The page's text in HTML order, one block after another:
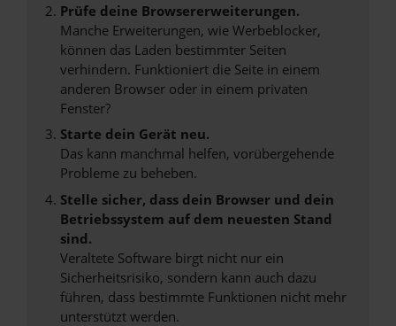
Prüfe deine Browsererweiterungen.
Manche Erweiterungen, wie Werbeblocker,
können das Laden bestimmter Seiten
verhindern. Funktioniert die Seite in einem
anderen Browser oder in einem privaten
Fenster?
Starte dein Gerät neu.
Das kann manchmal helfen, vorübergehende
Probleme zu beheben.
Stelle sicher, dass dein Browser und dein
Betriebssystem auf dem neuesten Stand
sind.
Veraltete Software birgt nicht nur ein
Sicherheitsrisiko, sondern kann auch dazu
führen, dass bestimmte Funktionen nicht mehr
unterstützt werden.